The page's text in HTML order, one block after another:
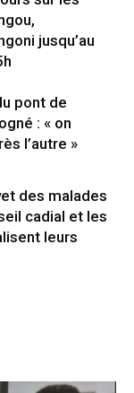
jusqu’au
pont de
: « on
l’autre »
des malades
cadial et les
leurs